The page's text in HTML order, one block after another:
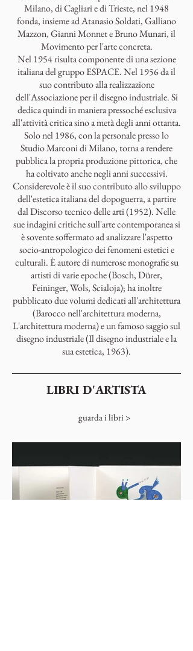
Milano, di Cagliari e di Trieste, nel 1948
fonda, insieme ad Atanasio Soldati, Galliano
Mazzon, Gianni Monnet e Bruno Munari, il
Movimento per l'arte concreta.
Nel 1954 risulta componente di una sezione
italiana del gruppo ESPACE. Nel 1956 da il
suo contributo alla realizzazione
dell'Associazione per il disegno industriale. Si
dedica quindi in maniera pressoché esclusiva
all'attività critica sino a metà degli anni ottanta.
Solo nel 1986, con la personale presso lo
Studio Marconi di Milano, torna a rendere
pubblica la propria produzione pittorica, che
ha coltivato anche negli anni successivi.
Considerevole è il suo contributo allo sviluppo
dell'estetica italiana del dopoguerra, a partire
dal Discorso tecnico delle arti (1952). Nelle
sue indagini critiche sull'arte contemporanea si
è sovente soffermato ad analizzare l'aspetto
socio-antropologico dei fenomeni estetici e
culturali. È autore di numerose monografie su
artisti di varie epoche (Bosch, Dürer,
Feininger, Wols, Scialoja); ha inoltre
pubblicato due volumi dedicati all'architettura
(Barocco nell'architettura moderna,
L'architettura moderna) e un famoso saggio sul
disegno industriale (Il disegno industriale e la
sua estetica, 1963).
LIBRI D'ARTISTA
guarda i libri >